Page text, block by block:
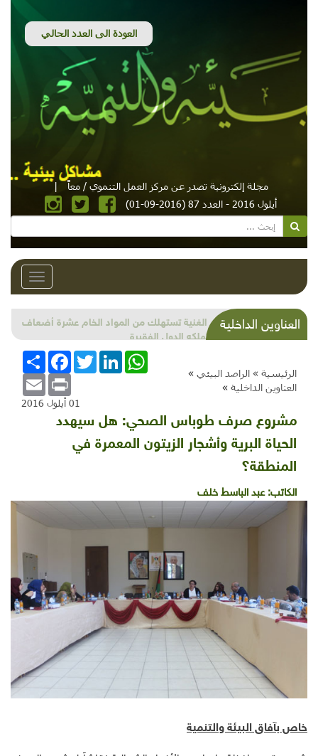
مجلة إلكترونية تصدر عن مركز العمل التنموي / معاً
|
أيلول 2016 - العدد 87 (2016-09-01)
Toggle
العناوين الداخليةالدول الغنية تستهلك من المواد الخام عشرة أضعاف
ما تستهلكه الدول الفقيرة
الرئيسية » الراصد البيئي »
العناوين الداخلية »
انشر
FacebookTwitterLinkedInWhatsApp
Email Print
01 أيلول 2016
مشروع صرف طوباس الصحي: هل سيهدد
الحياة البرية وأشجار الزيتون المعمرة في
المنطقة؟
الكاتب:عبد الباسط خلف
خاص بآفاق البيئة والتنمية